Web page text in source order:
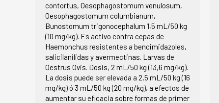
contortus, Oesophagostomum venulosum,
Oesophagostomum columbianum,
Bunostomum trigonocephalum 1,5 mL/50 kg
(10 mg/kg). Es activo contra cepas de
Haemonchus resistentes a bencimidazoles,
salicilanilidas y avermectinas. Larvas de
Oestrus Ovis. Dosis, 2 mL/50 kg (13,6 mg/kg).
La dosis puede ser elevada a 2,5 mL/50 kg (16
mg/kg) ó 3 mL/50 kg (20 mg/kg), a efectos de
aumentar su eficacia sobre formas de primer